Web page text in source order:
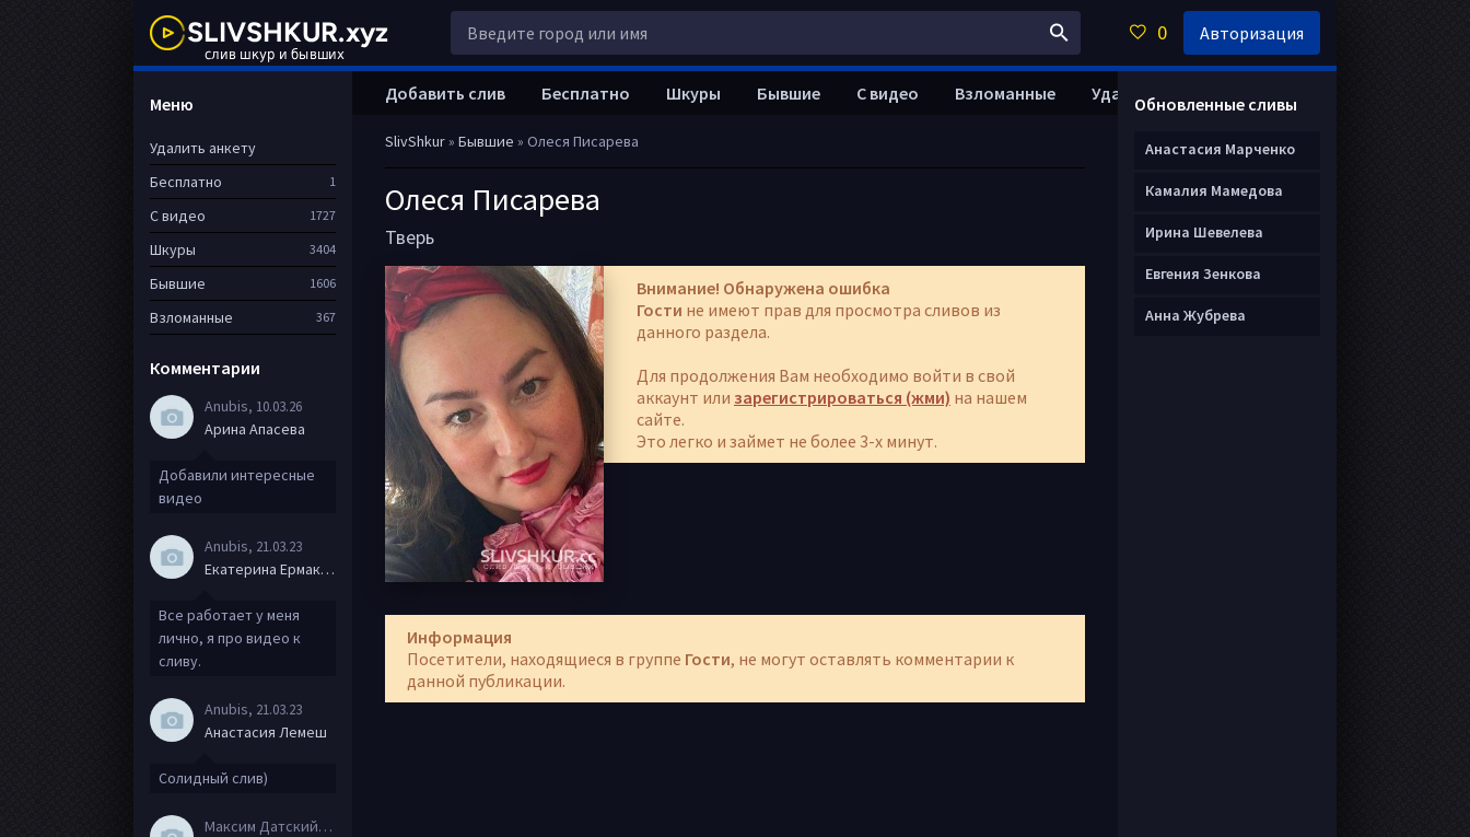
SlivShkur» Бывшие » Олеся Писарева
Олеся Писарева
Тверь
Внимание! Обнаружена ошибка
Гости не имеют прав для просмотра сливов из
данного раздела.
Для продолжения Вам необходимо войти в свой
аккаунт или зарегистрироваться (жми) на нашем
сайте.
Это легко и займет не более 3-х минут.
Информация
Посетители, находящиеся в группе Гости, не могут оставлять комментарии к
данной публикации.
Добавить слив Бесплатно Шкуры Бывшие С видео Взломанные Удалить анкету
Меню
Удалить анкету
Бесплатно
1
С видео 1727
Шкуры 3404
Бывшие 1606
Взломанные 367
Комментарии
Anubis, 10.03.26
Арина Апасева
Добавили интересные
видео
Anubis, 21.03.23
Екатерина Ермакова
Все работает у меня
лично, я про видео к
сливу.
Anubis, 21.03.23
Анастасия Лемеш
Солидный слив)
Максим Датский
, 15.08.20
Обновленные сливы
Анастасия Марченко
Камалия Мамедова
Ирина Шевелева
Евгения Зенкова
Анна Жубрева
0 Авторизация